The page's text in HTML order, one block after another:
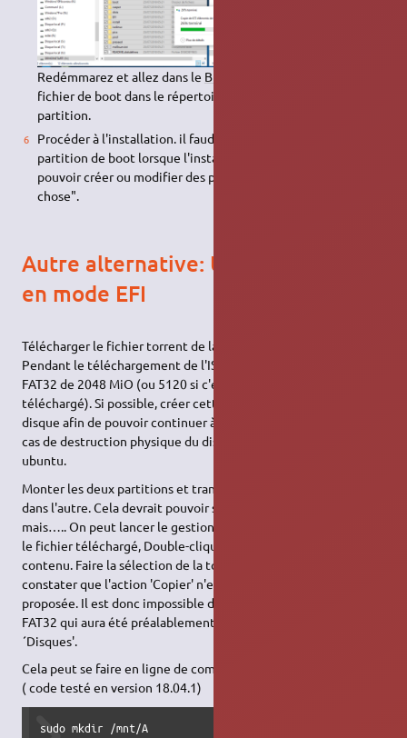
Redémmarez et allez dans le BIOS
fichier de boot dans le répertoire EFI/boot de cette
partition.
Procéder à l'installation. il faudra accepter de démonter la
partition de boot lorsque l'installateur le proposera pour
pouvoir créer ou modifier des partitions par le choix "autre
chose".
Autre alternative: Ubuntu installé
en mode EFI
Télécharger le fichier torrent de la version ubuntu qui convient.
Pendant le téléchargement de l'ISO, fabriquer une partition
FAT32 de 2048 MiO (ou 5120 si c'est un windows10 qui est
téléchargé). Si possible, créer cette partition sur un autre
disque afin de pouvoir continuer à disposer d'une ´live
cas de destruction physique du disque interne contenant
ubuntu.
Monter les deux partitions et transférer le contenu de l'une
dans l'autre. Cela devrait pouvoir se faire en mode graphique
mais….. On peut lancer le gestionnaire de fichier. Sélectionner
le fichier téléchargé, Double-cliquer pour visualiser son
contenu. Faire la sélection de la totalité des fichiers et
constater que l'action 'Copier' n'est pas actuellement
proposée. Il est donc impossible de ´Coller' dans la partition
FAT32 qui aura été préalablement montée par l'application
´Disques'.
Cela peut se faire en ligne de commande. Elles seront du style:
( code testé en version 18.04.1)
sudo mkdir /mnt/A